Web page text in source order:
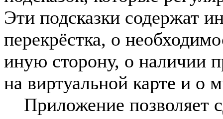
Эти подсказки содержат
перекрёстка, о
иную сторону, о наличии
на виртуальной карте и о
Приложение позволяет